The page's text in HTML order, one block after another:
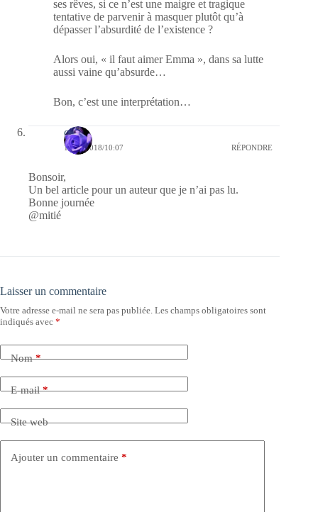
ses rêves, si ce n’est une maigre et tragique
tentative de parvenir à masquer plutôt qu’à
dépasser l’absurdité de l’existence ?
Alors oui, « il faut aimer Emma », dans sa lutte
aussi vaine qu’absurde…
Bon, c’est une interprétation…
covix
19/01/2018/10:07 RÉPONDRE
Bonsoir,
Un bel article pour un auteur que je n’ai pas lu.
Bonne journée
@mitié
Laisser un commentaire
Votre adresse e-mail ne sera pas publiée. Les champs obligatoires sont
indiqués avec *
Nom*
E-mail*
Site web
Ajouter un commentaire *